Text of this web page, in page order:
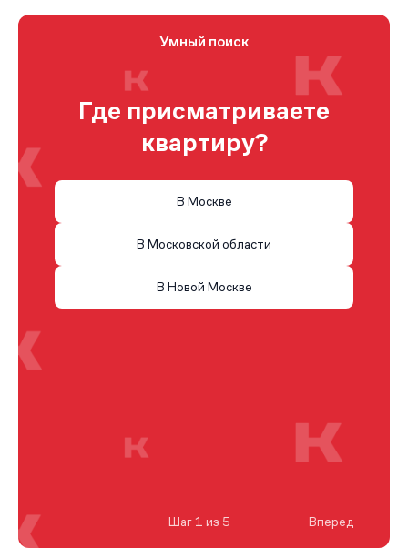
Умный поиск
Где присматриваете
квартиру?
В Москве
В Московской области
В Новой Москве
Шаг 1 из 5 Вперед